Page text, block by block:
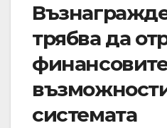
трябва да
системата